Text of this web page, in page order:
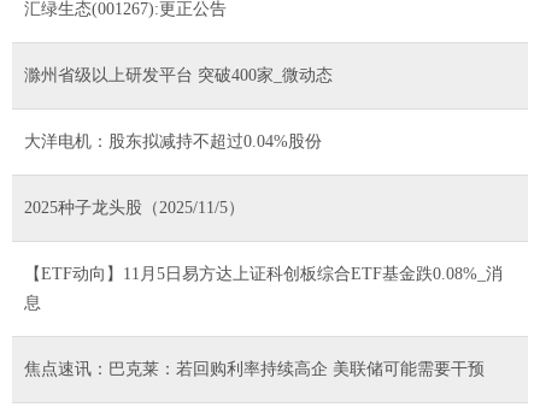
汇绿生态(001267):更正公告
滁州省级以上研发平台 突破400家_微动态
大洋电机：股东拟减持不超过0.04%股份
2025种子龙头股（2025/11/5）
【ETF动向】11月5日易方达上证科创板综合ETF基金跌0.08%_消
息
焦点速讯：巴克莱：若回购利率持续高企 美联储可能需要干预